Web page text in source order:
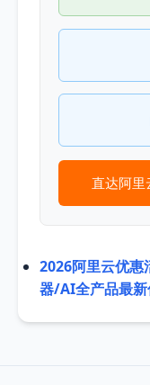
直达阿
2026阿里云优惠
器/AI全产品最